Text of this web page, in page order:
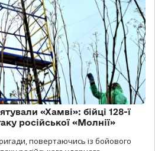
«Хамві»: бійці 128-ї
російської «Молнії»
повертаючись із бойового